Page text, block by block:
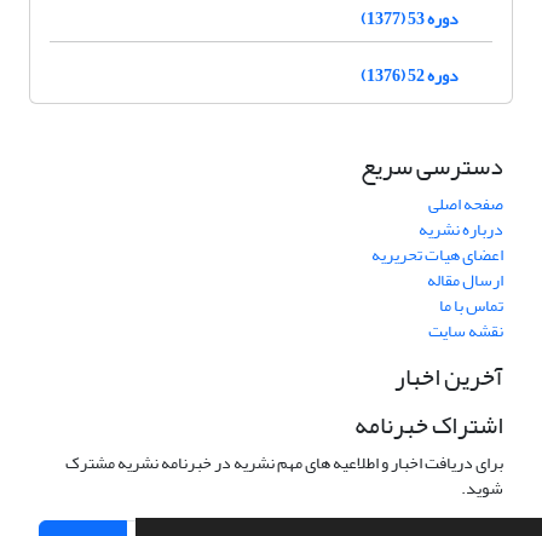
دوره 53 (1377)
دوره 52 (1376)
دسترسی سریع
صفحه اصلی
درباره نشریه
اعضای هیات تحریریه
ارسال مقاله
تماس با ما
نقشه سایت
آخرین اخبار
اشتراک خبرنامه
برای دریافت اخبار و اطلاعیه های مهم نشریه در خبرنامه نشریه مشترک
شوید.